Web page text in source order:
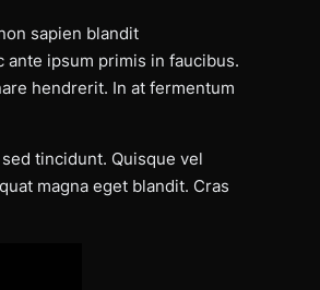
sapien blandit
ante ipsum primis in faucibus.
hendrerit. In at fermentum
tincidunt. Quisque vel
magna eget blandit. Cras